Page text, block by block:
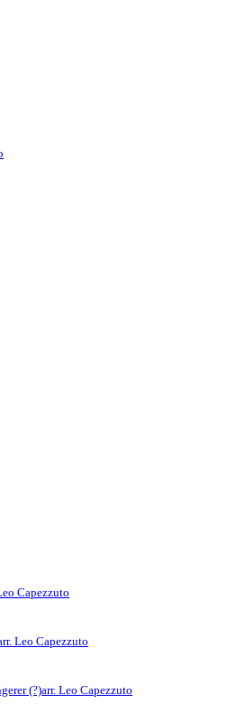
Capezzuto
Leo Capezzuto
(?)arr. Leo Capezzuto